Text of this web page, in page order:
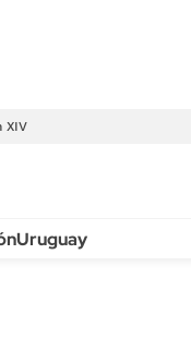
XIV
Uruguay